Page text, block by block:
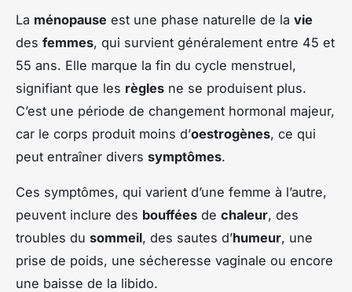
La ménopause est une phase naturelle de la vie
des femmes, qui survient généralement entre 45 et
55 ans. Elle marque la fin du cycle menstruel,
signifiant que les règles ne se produisent plus.
C’est une période de changement hormonal majeur,
car le corps produit moins d’oestrogènes, ce qui
peut entraîner divers symptômes.
Ces symptômes, qui varient d’une femme à l’autre,
peuvent inclure des bouffées de chaleur, des
troubles du sommeil, des sautes d’humeur, une
prise de poids, une sécheresse vaginale ou encore
une baisse de la libido.